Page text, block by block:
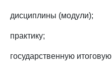
дисциплины (модули);
практику;
государственную